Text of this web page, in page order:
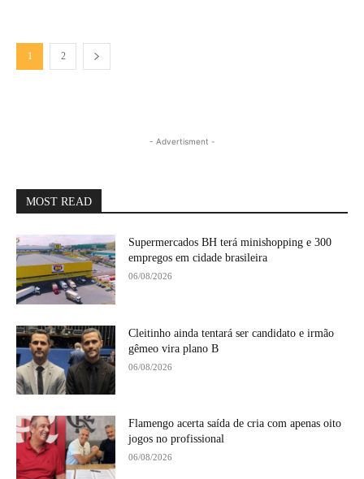
1 2
- Advertisment -
MOST READ
Supermercados BH terá minishopping e 300
empregos em cidade brasileira
06/08/2026
Cleitinho ainda tentará ser candidato e irmão
gêmeo vira plano B
06/08/2026
Flamengo acerta saída de cria com apenas oito
jogos no profissional
06/08/2026